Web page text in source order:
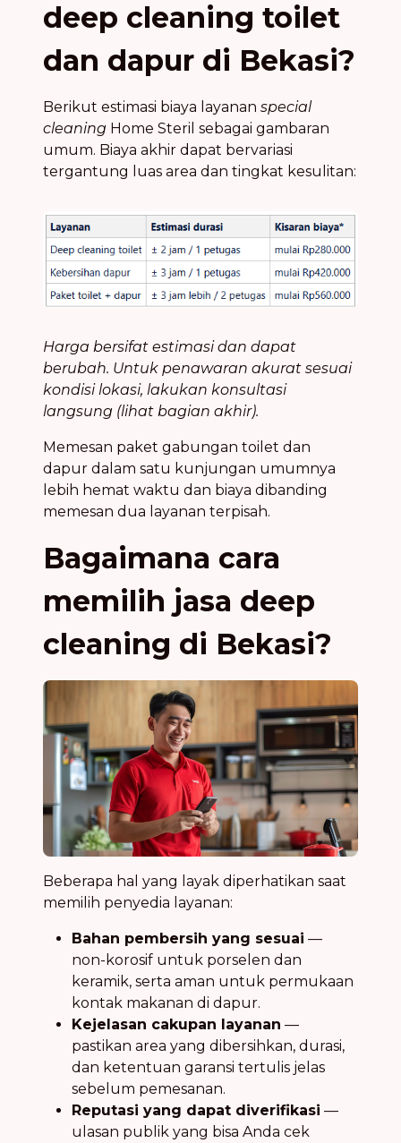
deep cleaning toilet
dan dapur di Bekasi?
Berikut estimasi biaya layanan special
cleaning Home Steril sebagai gambaran
umum. Biaya akhir dapat bervariasi
tergantung luas area dan tingkat kesulitan:
Harga bersifat estimasi dan dapat
berubah. Untuk penawaran akurat sesuai
kondisi lokasi, lakukan konsultasi
langsung (lihat bagian akhir).
Memesan paket gabungan toilet dan
dapur dalam satu kunjungan umumnya
lebih hemat waktu dan biaya dibanding
memesan dua layanan terpisah.
Bagaimana cara
memilih jasa deep
cleaning di Bekasi?
Beberapa hal yang layak diperhatikan saat
memilih penyedia layanan:
Bahan pembersih yang sesuai —
non-korosif untuk porselen dan
keramik, serta aman untuk permukaan
kontak makanan di dapur.
Kejelasan cakupan layanan —
pastikan area yang dibersihkan, durasi,
dan ketentuan garansi tertulis jelas
sebelum pemesanan.
Reputasi yang dapat diverifikasi —
ulasan publik yang bisa Anda cek